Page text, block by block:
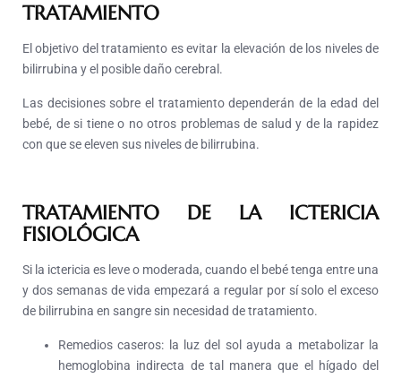
TRATAMIENTO
El objetivo del tratamiento es evitar la elevación de los niveles de
bilirrubina y el posible daño cerebral.
Las decisiones sobre el tratamiento dependerán de la edad del
bebé, de si tiene o no otros problemas de salud y de la rapidez
con que se eleven sus niveles de bilirrubina.
TRATAMIENTO DE LA ICTERICIA
FISIOLÓGICA
Si la ictericia es leve o moderada, cuando el bebé tenga entre una
y dos semanas de vida empezará a regular por sí solo el exceso
de bilirrubina en sangre sin necesidad de tratamiento.
Remedios caseros: la luz del sol ayuda a metabolizar la
hemoglobina indirecta de tal manera que el hígado del